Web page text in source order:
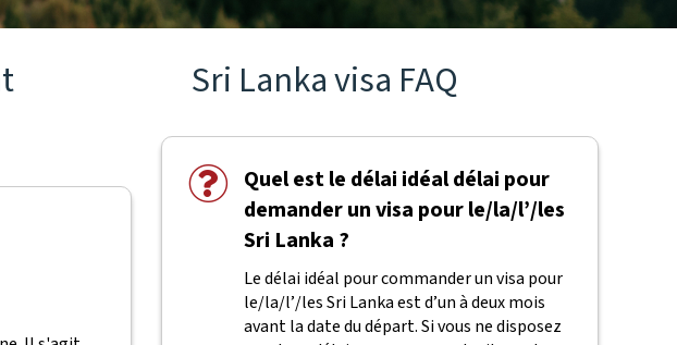
Sri Lanka visa FAQ
Quel est le délai idéal délai pour
demander un visa pour le/la/l’/les
Sri Lanka ?
Le délai idéal pour commander un visa pour
le/la/l’/les Sri Lanka est d’un à deux mois
avant la date du départ. Si vous ne disposez